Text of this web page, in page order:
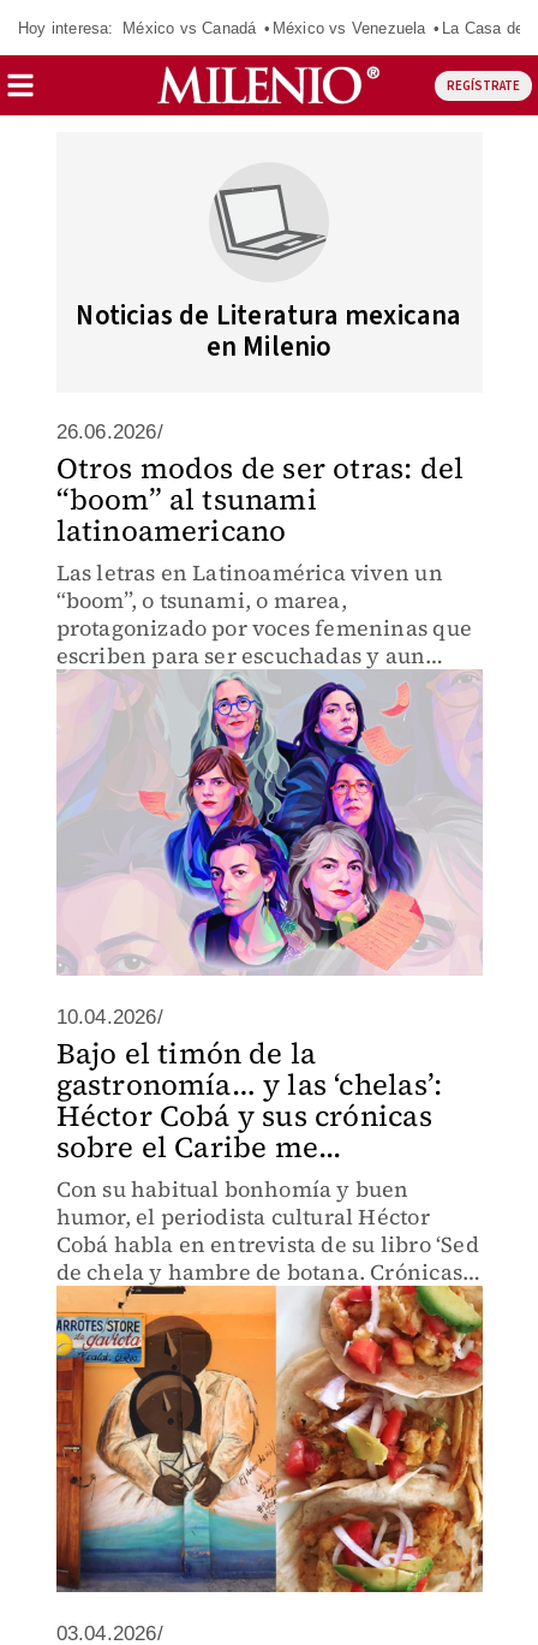
Hoy interesa: México vs Canadá México vs Venezuela La Casa de
REGÍSTRATE
Noticias de Literatura mexicana
en Milenio
26.06.2026/
Otros modos de ser otras: del
“boom” al tsunami
latinoamericano
Las letras en Latinoamérica viven un
“boom”, o tsunami, o marea,
protagonizado por voces femeninas que
escriben para ser escuchadas y aun
contadas.
10.04.2026/
Bajo el timón de la
gastronomía… y las ‘chelas’:
Héctor Cobá y sus crónicas
sobre el Caribe me...
Con su habitual bonhomía y buen
humor, el periodista cultural Héctor
Cobá habla en entrevista de su libro ‘Sed
de chela y hambre de botana. Crónicas
de la vida culinaria en el Caribe
mexicano’.
03.04.2026/